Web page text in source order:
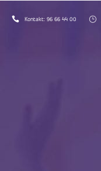
Kontakt:96 66 44 00